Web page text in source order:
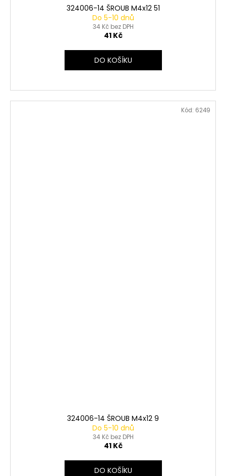
324006-14 ŠROUB M4x12 51
Do 5-10 dnů
34 Kč bez DPH
41 Kč
DO KOŠÍKU
324006-14 ŠROUB M4x12 9
Do 5-10 dnů
34 Kč bez DPH
41 Kč
DO KOŠÍKU
Kód: 6249